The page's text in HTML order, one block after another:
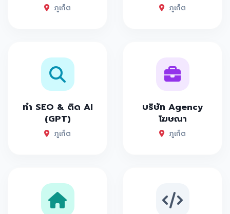
ภูเก็ต ภูเก็ต
ทำ SEO & ติด AI
(GPT)
ภูเก็ต
บริษัท Agency
โฆษณา
ภูเก็ต